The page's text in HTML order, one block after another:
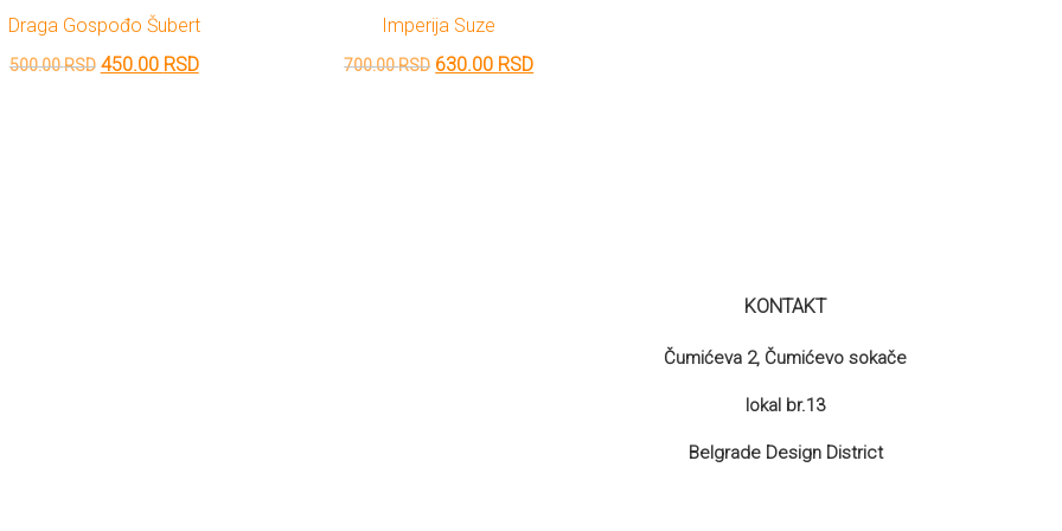
Draga Gospođo Šubert
500.00RSD Originalna
450.00 RSDTrenutna
Imperija Suze
700.00RSD Originalna
630.00 RSDTrenutna
KONTAKT
Čumićeva 2, Čumićevo sokače
lokal br.13
Belgrade Design District